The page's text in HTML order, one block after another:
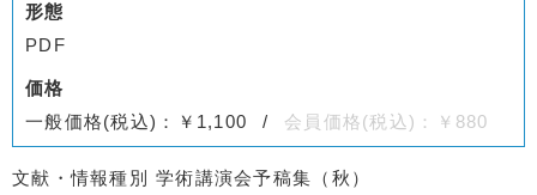
形態
PDF
価格
一般価格(税込)：￥1,100
会員価格(税込)：￥880
文献・情報種別 学術講演会予稿集（秋）